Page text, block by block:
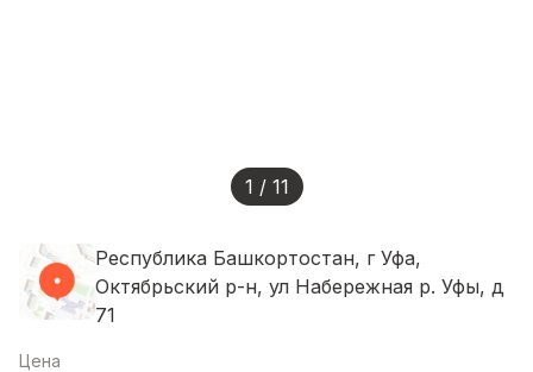
1 / 11
Республика Башкортостан, г Уфа,
Октябрьский р-н, ул Набережная р. Уфы, д
71
Цена